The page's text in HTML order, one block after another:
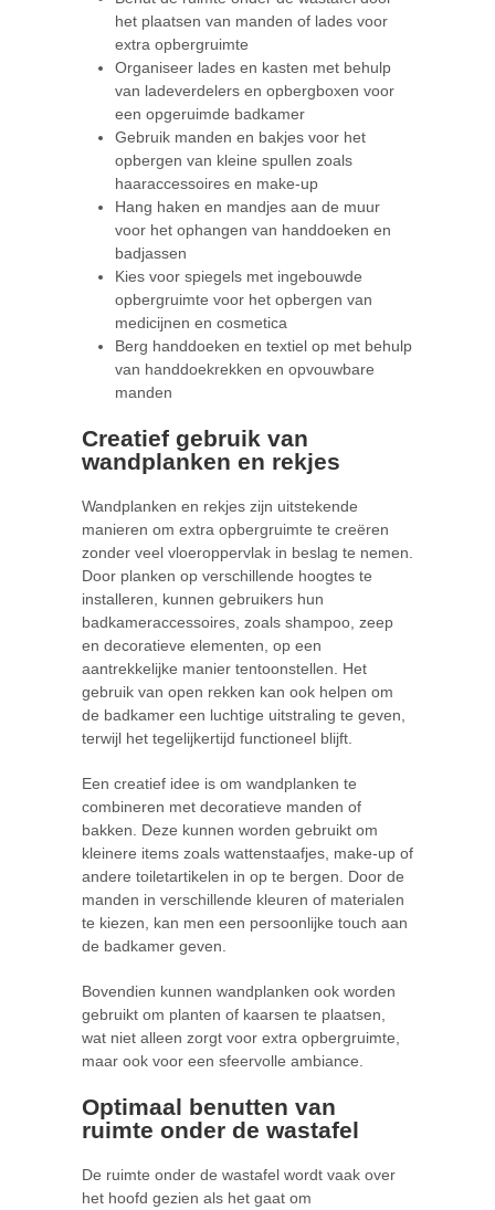
het plaatsen van manden of lades voor
extra opbergruimte
Organiseer lades en kasten met behulp
van ladeverdelers en opbergboxen voor
een opgeruimde badkamer
Gebruik manden en bakjes voor het
opbergen van kleine spullen zoals
haaraccessoires en make-up
Hang haken en mandjes aan de muur
voor het ophangen van handdoeken en
badjassen
Kies voor spiegels met ingebouwde
opbergruimte voor het opbergen van
medicijnen en cosmetica
Berg handdoeken en textiel op met behulp
van handdoekrekken en opvouwbare
manden
Creatief gebruik van
wandplanken en rekjes
Wandplanken en rekjes zijn uitstekende
manieren om extra opbergruimte te creëren
zonder veel vloeroppervlak in beslag te nemen.
Door planken op verschillende hoogtes te
installeren, kunnen gebruikers hun
badkameraccessoires, zoals shampoo, zeep
en decoratieve elementen, op een
aantrekkelijke manier tentoonstellen. Het
gebruik van open rekken kan ook helpen om
de badkamer een luchtige uitstraling te geven,
terwijl het tegelijkertijd functioneel blijft.
Een creatief idee is om wandplanken te
combineren met decoratieve manden of
bakken. Deze kunnen worden gebruikt om
kleinere items zoals wattenstaafjes, make-up of
andere toiletartikelen in op te bergen. Door de
manden in verschillende kleuren of materialen
te kiezen, kan men een persoonlijke touch aan
de badkamer geven.
Bovendien kunnen wandplanken ook worden
gebruikt om planten of kaarsen te plaatsen,
wat niet alleen zorgt voor extra opbergruimte,
maar ook voor een sfeervolle ambiance.
Optimaal benutten van
ruimte onder de wastafel
De ruimte onder de wastafel wordt vaak over
het hoofd gezien als het gaat om